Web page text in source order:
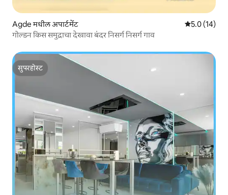
Agde मधील अपार्टमेंट 5 पैकी 5.0
5.0 (14)
गोल्डन किस समुद्राचा देखावा बंदर निसर्ग निसर्ग गाव
सुपरहोस्ट
सुपरहोस्ट